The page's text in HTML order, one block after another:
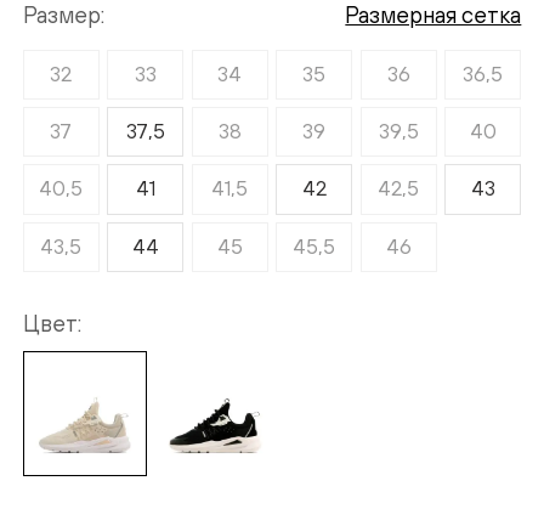
Размер Размерная сетка
32 33 34 35 36 36,5
37 37,5 38 39 39,5 40
40,5 41 41,5 42 42,5 43
43,5 44 45 45,5 46
Цвет